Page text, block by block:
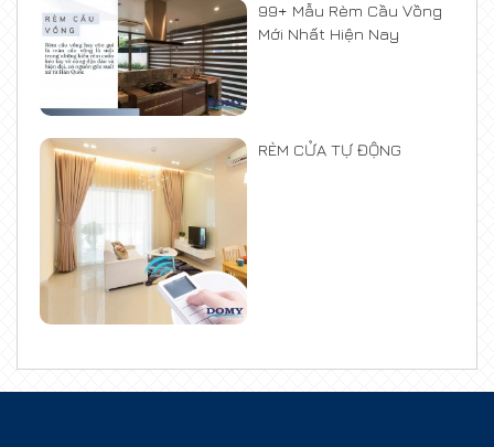
99+ Mẫu Rèm Cầu Vồng
Mới Nhất Hiện Nay
RÈM CỬA TỰ ĐỘNG